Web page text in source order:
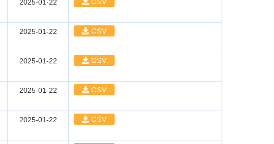
2025-01-22
2025-01-22 CSV
2025-01-22 CSV
2025-01-22 CSV
2025-01-22 CSV